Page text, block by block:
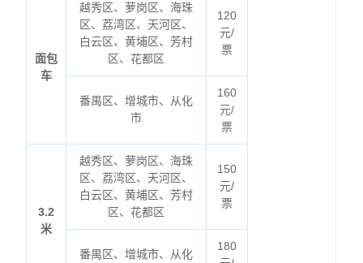
面包
车
越秀区、萝岗区、海珠
区、荔湾区、天河区、
白云区、黄埔区、芳村
区、花都区
120
元/
票
番禺区、增城市、从化
市
160
元/
票
3.2
米
越秀区、萝岗区、海珠
区、荔湾区、天河区、
白云区、黄埔区、芳村
区、花都区
150
元/
票
番禺区、增城市、从化
180